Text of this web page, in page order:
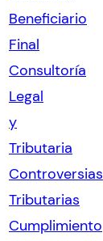
Beneficiario
Final
Consultoría
Legal
y
Tributaria
Controversias
Tributarias
Cumplimiento